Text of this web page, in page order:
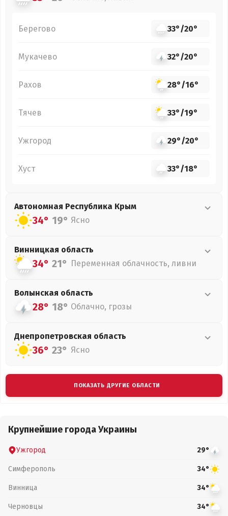
Берегово 33°/20°
Мукачево 32°/20°
Рахов 28°/16°
Тячев 33°/19°
Ужгород 29°/20°
Хуст 33°/18°
Автономная Республика Крым
34° 19° Ясно
Винницкая область
34° 21° Переменная облачность, ливни
Волынская область
28° 18° Облачно, грозы
Днепропетровская область
36° 23° Ясно
ПОКАЗАТЬ ДРУГИЕ ОБЛАСТИ
Крупнейшие города Украины
Ужгород 29°
Симферополь 34°
Винница 34°
Черновцы 34°